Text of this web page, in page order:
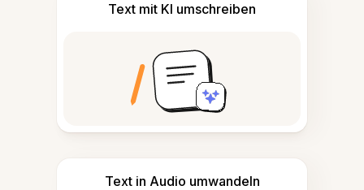
Text mit KI umschreiben
Text in Audio umwandeln